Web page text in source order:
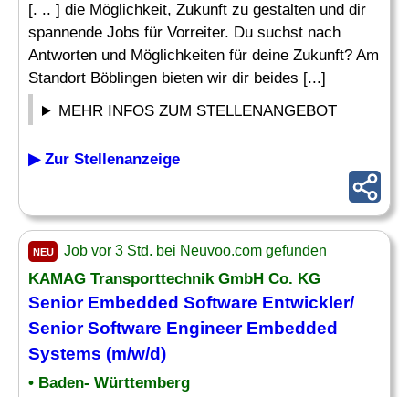
[. .. ] die Möglichkeit, Zukunft zu gestalten und dir
spannende Jobs für Vorreiter. Du suchst nach
Antworten und Möglichkeiten für deine Zukunft? Am
Standort Böblingen bieten wir dir beides [...]
MEHR INFOS ZUM STELLENANGEBOT
▶ Zur Stellenanzeige
NEU Job vor 3 Std. bei Neuvoo.com gefunden
KAMAG Transporttechnik GmbH Co. KG
Senior Embedded Software Entwickler/
SeniorSoftware Engineer Embedded
Systems (m/w/d)
• Baden- Württemberg